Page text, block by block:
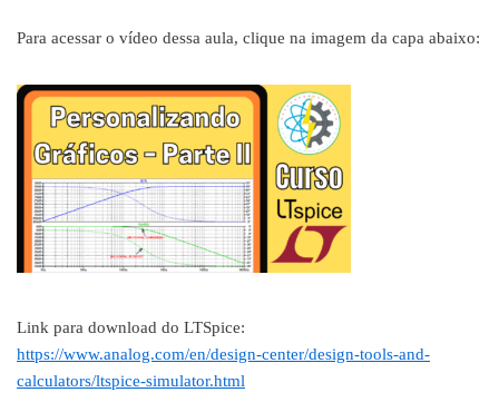
Para acessar o vídeo dessa aula, clique na imagem da capa abaixo:
Link para download do LTSpice:
https://www.analog.com/en/design-center/design-tools-and-
calculators/ltspice-simulator.html